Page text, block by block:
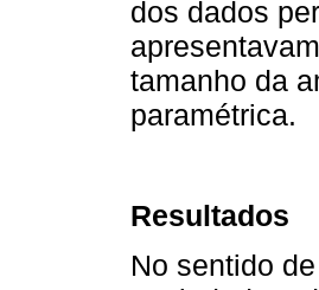
dos dados
tamanho da
paramétrica.
Resultados
No sentido